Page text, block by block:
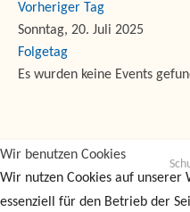
Vorheriger Tag
Sonntag, 20. Juli 2025
Folgetag
Es wurden keine Events
Wir benutzen Cookies
Wir nutzen Cookies auf unserer
essenziell für den Betrieb der